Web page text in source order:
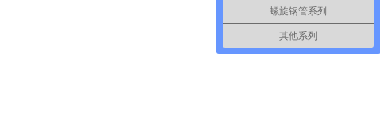
螺旋钢管系列
其他系列